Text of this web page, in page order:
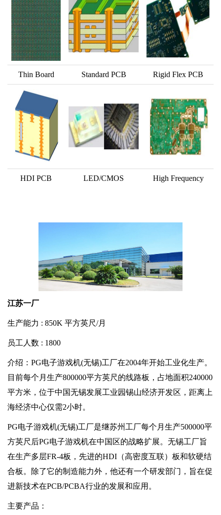
Thin Board Standard PCB Rigid Flex PCB
HDI PCB LED/CMOS High Frequency
江苏一厂
生产能力 : 850K 平方英尺/月
员工人数 : 1800
介绍：PG电子游戏机(无锡)工厂在2004年开始工业化生产。
目前每个月生产800000平方英尺的线路板，占地面积240000
平方米，位于中国无锡发展工业园锡山经济开发区，距离上
海经济中心仅需2小时。
PG电子游戏机(无锡)工厂是继苏州工厂每个月生产500000平
方英尺后PG电子游戏机在中国区的战略扩展。无锡工厂旨
在生产多层FR-4板，先进的HDI（高密度互联）板和软硬结
合板。除了它的制造能力外，他还有一个研发部门，旨在促
进新技术在PCB/PCBA行业的发展和应用。
主要产品：